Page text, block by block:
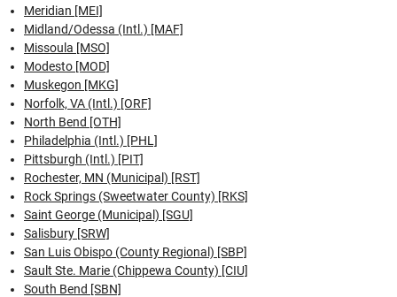
Meridian [MEI]
Midland/Odessa (Intl.) [MAF]
Missoula [MSO]
Modesto [MOD]
Muskegon [MKG]
Norfolk, VA (Intl.) [ORF]
North Bend [OTH]
Philadelphia (Intl.) [PHL]
Pittsburgh (Intl.) [PIT]
Rochester, MN (Municipal) [RST]
Rock Springs (Sweetwater County) [RKS]
Saint George (Municipal) [SGU]
Salisbury [SRW]
San Luis Obispo (County Regional) [SBP]
Sault Ste. Marie (Chippewa County) [CIU]
South Bend [SBN]